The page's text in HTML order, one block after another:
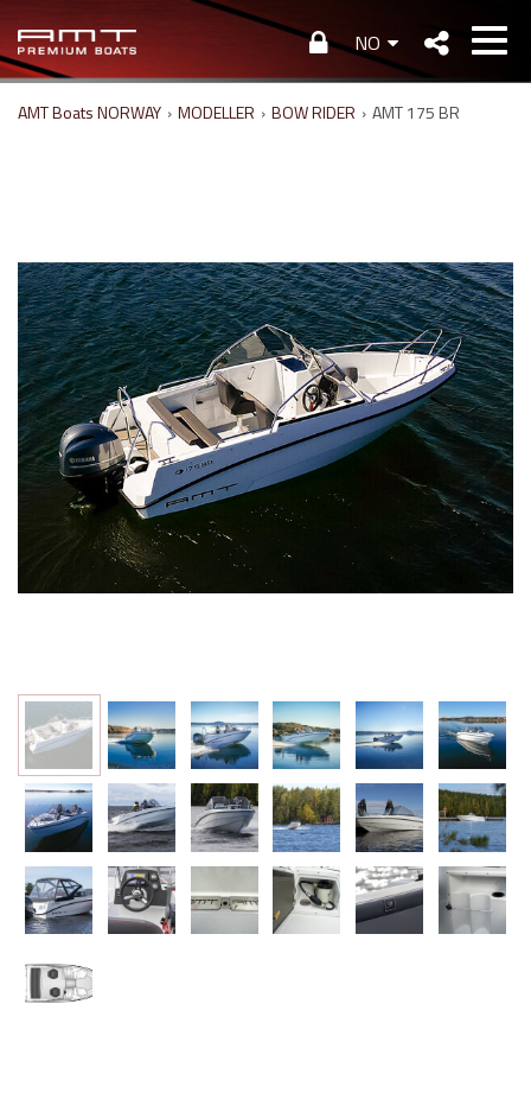
NO
AMT Boats NORWAY › MODELLER › BOW RIDER › AMT 175 BR